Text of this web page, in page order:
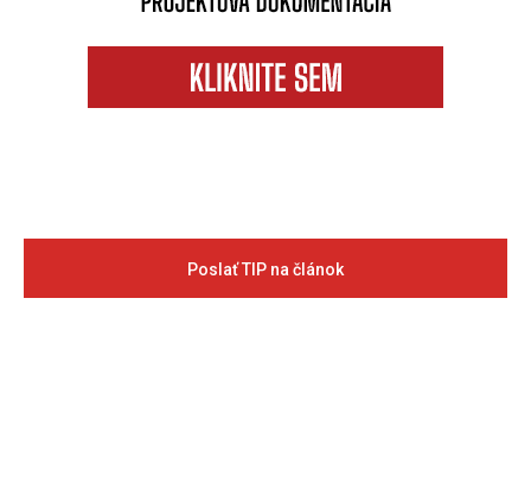
Poslať TIP na článok